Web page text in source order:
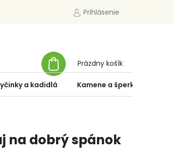
Prihlásenie
KOŠÍK
Prázdny košík
a kadidlá Kamene a šperky
na dobrý spánok